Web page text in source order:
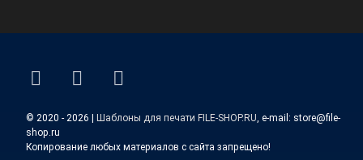
ВКонтакте
YouTube
E-mail
© 2020 - 2026 | Шаблоны для печати FILE-SHOP.RU , e-mail: store@file-
shop.ru
Копирование любых материалов с сайта запрещено!